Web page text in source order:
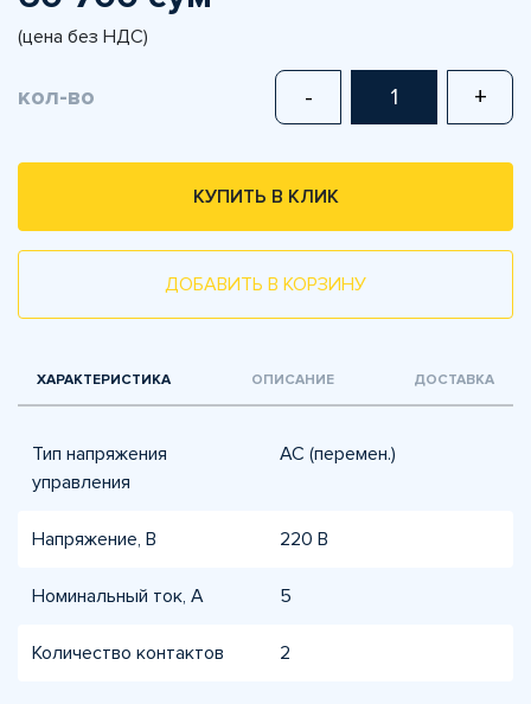
(цена без НДС)
кол-во - +
КУПИТЬ В КЛИК
ДОБАВИТЬ В КОРЗИНУ
ХАРАКТЕРИСТИКА ОПИСАНИЕ ДОСТАВКА
Тип напряжения
управления
AC (перемен.)
Напряжение, В 220 В
Номинальный ток, А 5
Количество контактов 2